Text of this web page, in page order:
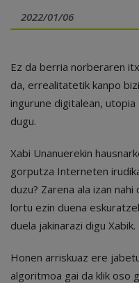
2022/01/06
Ez da berria norberaren
da, errealitatetik kanpo
ingurune digitalean,
dugu.
Xabi Unanuerekin
gorputza Interneten
duzu? Zarena ala izan
lortu ezin duena
duela jakinarazi digu Xabik.
Honen arriskuaz ere
algoritmoa gai da klik oso